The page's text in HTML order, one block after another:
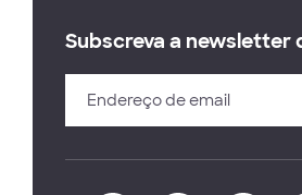
Subscreva a newsletter